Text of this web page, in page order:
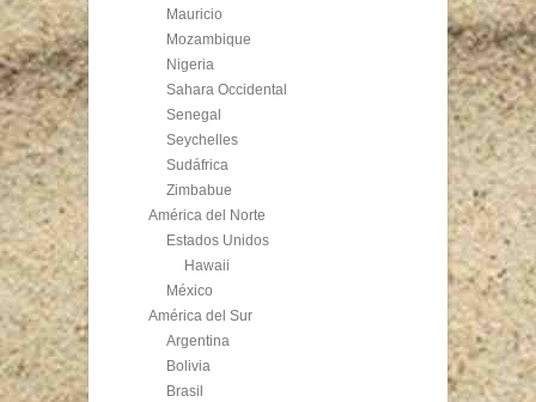
Mauricio
Mozambique
Nigeria
Sahara Occidental
Senegal
Seychelles
Sudáfrica
Zimbabue
América del Norte
Estados Unidos
Hawaii
México
América del Sur
Argentina
Bolivia
Brasil